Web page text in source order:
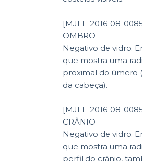
[MJFL-2016-08-
OMBRO
Negativo de vidro.
que mostra uma
proximal do úmero
da cabeça).
[MJFL-2016-08-
CRÂNIO
Negativo de vidro.
que mostra uma
perfil do crânio,